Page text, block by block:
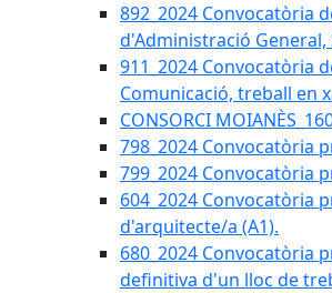
892_2024 Convocatòria
d'Administració General,
911_2024 Convocatòria
Comunicació, treball en
CONSORCI
798_2024 Convocatòria
799_2024 Convocatòria
604_2024 Convocatòria
d'arquitecte/a (A1).
680_2024 Convocatòria
definitiva d'un lloc de